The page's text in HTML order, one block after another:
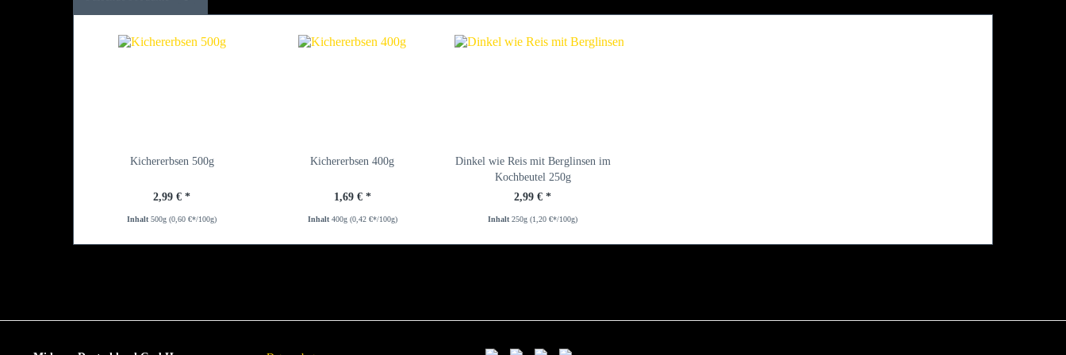
Kichererbsen 500g
2,99 € *
Inhalt500g(0,60 €*/100g)
Kichererbsen 400g
1,69 € *
Inhalt 400g (0,42 €*/100g)
Dinkel wie Reis mit Berglinsen im
Kochbeutel 250g
2,99 € *
Inhalt250g(1,20 €*/100g)